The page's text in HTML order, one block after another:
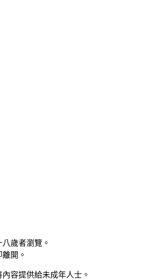
歲者瀏覽。
開。
容提供給未成年人士。